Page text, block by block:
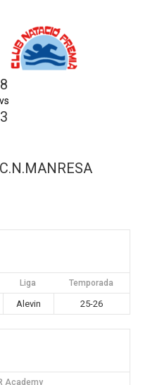
8
vs
3
C.N.MANRESA
Liga Temporada
Alevin 25-26
Academy